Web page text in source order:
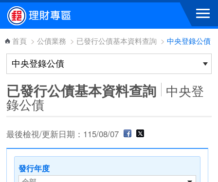
跳到主要內容區塊
首頁 > 公債業務 > 已發行公債基本資料查詢 > 中央登錄公債
已發行公債基本資料查詢 中央登
錄公債
最後檢視/更新日期：115/08/07
發行年度